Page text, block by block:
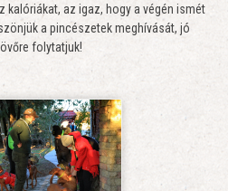
kalóriákat, az igaz, hogy a végén ismét
a pincészetek meghívását, jó
folytatjuk!